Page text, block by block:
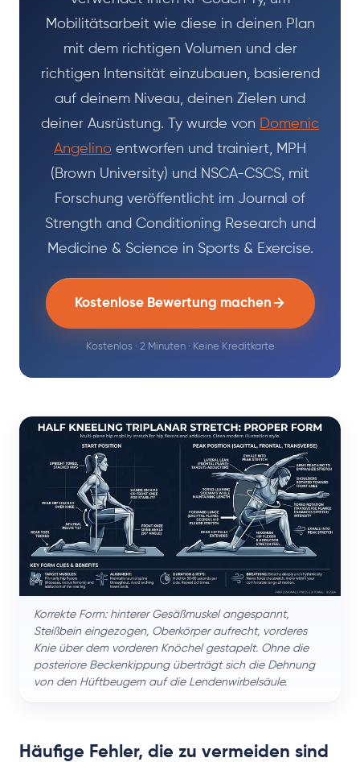
Mobilitätsarbeit wie diese in deinen Plan
mit dem richtigen Volumen und der
richtigen Intensität einzubauen, basierend
auf deinem Niveau, deinen Zielen und
deiner Ausrüstung. Ty wurde von Domenic
Angelino entworfen und trainiert, MPH
(Brown University) und NSCA-CSCS, mit
Forschung veröffentlicht im Journal of
Strength and Conditioning Research und
Medicine & Science in Sports & Exercise.
Kostenlose Bewertung machen
Kostenlos · 2 Minuten · Keine Kreditkarte
Korrekte Form: hinterer Gesäßmuskel angespannt,
Steißbein eingezogen, Oberkörper aufrecht, vorderes
Knie über dem vorderen Knöchel gestapelt. Ohne die
posteriore Beckenkippung überträgt sich die Dehnung
von den Hüftbeugern auf die Lendenwirbelsäule.
Häufige Fehler, die zu vermeiden sind